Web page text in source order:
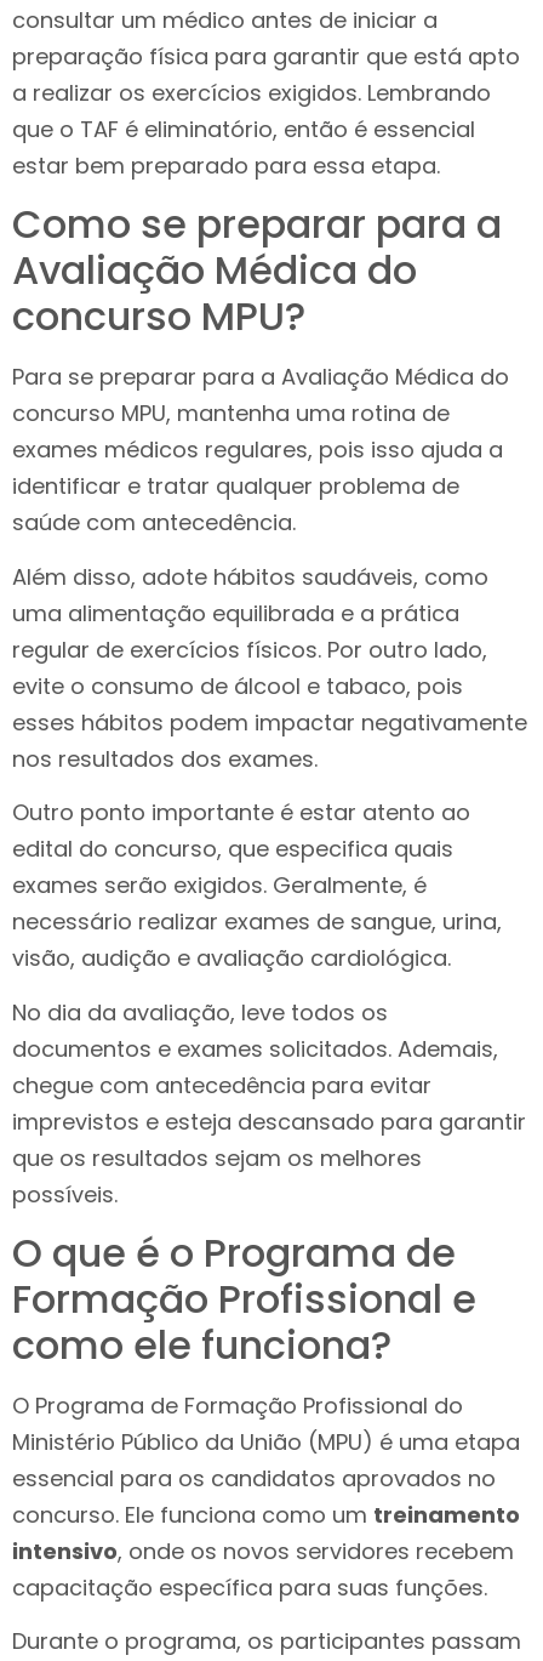
consultar um médico antes de iniciar a
preparação física para garantir que está apto
a realizar os exercícios exigidos. Lembrando
que o TAF é eliminatório, então é essencial
estar bem preparado para essa etapa.
Como se preparar para a
Avaliação Médica do
concurso MPU?
Para se preparar para a Avaliação Médica do
concurso MPU, mantenha uma rotina de
exames médicos regulares, pois isso ajuda a
identificar e tratar qualquer problema de
saúde com antecedência.
Além disso, adote hábitos saudáveis, como
uma alimentação equilibrada e a prática
regular de exercícios físicos. Por outro lado,
evite o consumo de álcool e tabaco, pois
esses hábitos podem impactar negativamente
nos resultados dos exames.
Outro ponto importante é estar atento ao
edital do concurso, que especifica quais
exames serão exigidos. Geralmente, é
necessário realizar exames de sangue, urina,
visão, audição e avaliação cardiológica.
No dia da avaliação, leve todos os
documentos e exames solicitados. Ademais,
chegue com antecedência para evitar
imprevistos e esteja descansado para garantir
que os resultados sejam os melhores
possíveis.
O que é o Programa de
Formação Profissional e
como ele funciona?
O Programa de Formação Profissional do
Ministério Público da União (MPU) é uma etapa
essencial para os candidatos aprovados no
concurso. Ele funciona como um treinamento
intensivo, onde os novos servidores recebem
capacitação específica para suas funções.
Durante o programa, os participantes passam